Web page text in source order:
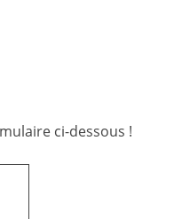
ci-dessous !